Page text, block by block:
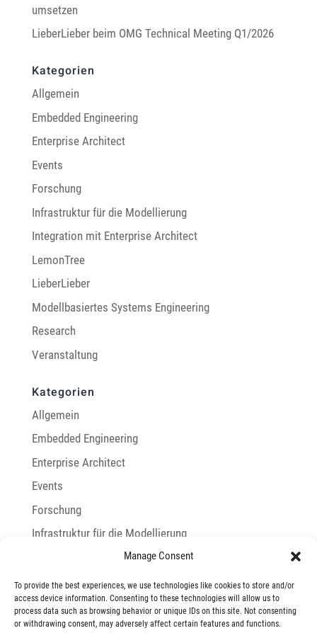
Manage Consent
To provide the best experiences, we use technologies like cookies to store and/or
access device information. Consenting to these technologies will allow us to
process data such as browsing behavior or unique IDs on this site. Not consenting
or withdrawing consent, may adversely affect certain features and functions.
umsetzen
LieberLieber beim OMG Technical Meeting Q1/2026
Kategorien
Allgemein
Embedded Engineering
Enterprise Architect
Events
Forschung
Infrastruktur für die Modellierung
Integration mit Enterprise Architect
LemonTree
LieberLieber
Modellbasiertes Systems Engineering
Research
Veranstaltung
Kategorien
Allgemein
Embedded Engineering
Enterprise Architect
Events
Forschung
Infrastruktur für die Modellierung
Integration mit Enterprise Architect
LemonTree
LieberLieber
Modellbasiertes Systems Engineering